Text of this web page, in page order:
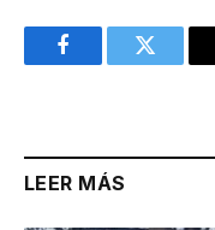
FacebookTwitter
LEER MÁS